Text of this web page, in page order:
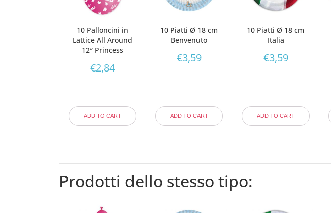
10 Palloncini in
Lattice All Around
12″ Princess
€2,84
ADD TO CART
10 Piatti Ø 18 cm
Benvenuto
€3,59
ADD TO CART
10 Piatti Ø 18 cm
Italia
€3,59
ADD TO CART
Prodotti dello stesso tipo: